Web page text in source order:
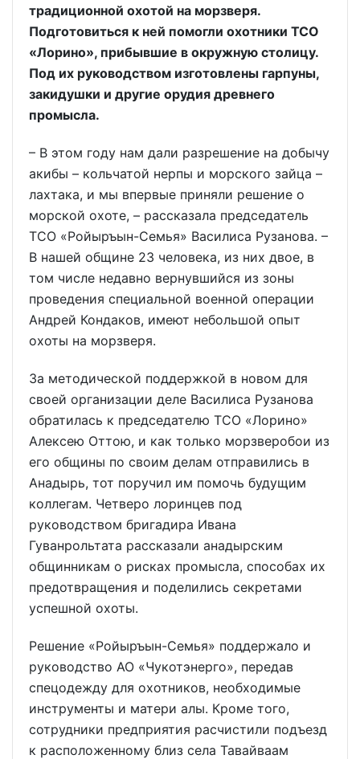
традиционной охотой на морзверя.
Подготовиться к ней помогли охотники ТСО
«Лорино», прибывшие в окружную столицу.
Под их руководством изготовлены гарпуны,
закидушки и другие орудия древнего
промысла.
– В этом году нам дали разрешение на добычу
акибы – кольчатой нерпы и морского зайца –
лахтака, и мы впервые приняли решение о
морской охоте, – рассказала председатель
ТСО «Ройыръын-Семья» Василиса Рузанова. –
В нашей общине 23 человека, из них двое, в
том числе недавно вернувшийся из зоны
проведения специальной военной операции
Андрей Кондаков, имеют небольшой опыт
охоты на морзверя.
За методической поддержкой в новом для
своей организации деле Василиса Рузанова
обратилась к председателю ТСО «Лорино»
Алексею Оттою, и как только морзверобои из
его общины по своим делам отправились в
Анадырь, тот поручил им помочь будущим
коллегам. Четверо лоринцев под
руководством бригадира Ивана
Гуванрольтата рассказали анадырским
общинникам о рисках промысла, способах их
предотвращения и поделились секретами
успешной охоты.
Решение «Ройыръын-Семья» поддержало и
руководство АО «Чукотэнерго», передав
спецодежду для охотников, необходимые
инструменты и матери алы. Кроме того,
сотрудники предприятия расчистили подъезд
к расположенному близ села Тавайваам